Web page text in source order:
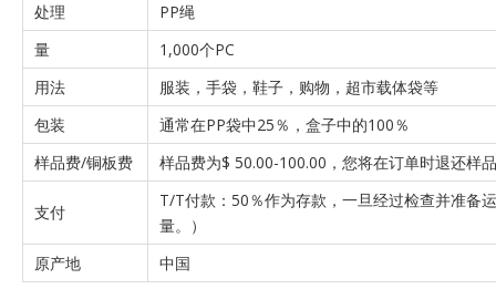
处理
PP绳
量
1,000个PC
用法
服装，手袋，鞋子，购物，超市载体袋等
包装
通常在PP袋中25％，盒子中的100％
样品费/铜板费
样品费为$ 50.00-100.00，您将在订单时退还样
支付
T/T付款：50％作为存款，一旦经过检查并准备
量。）
原产地
中国